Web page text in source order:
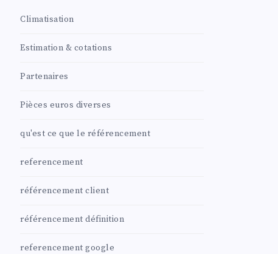
Climatisation
Estimation & cotations
Partenaires
Pièces euros diverses
qu'est ce que le référencement
referencement
référencement client
référencement définition
referencement google